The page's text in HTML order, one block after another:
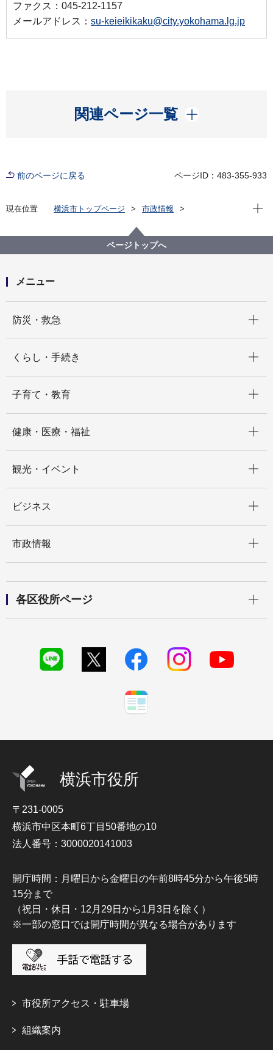
ファクス：045-212-1157
メールアドレス： su-keieikikaku@city.yokohama.lg.jp
関連ページ一覧
開く
前のページに戻る ページID：483-355-933
現在位置 横浜市トップページ
市政情報
現在
ページトップへ
メニュー
防災・救急
くらし・手続き
子育て・教育
健康・医療・福祉
観光・イベント
ビジネス
市政情報
各区役所ページ
横浜市役所
〒231-0005
横浜市中区本町6丁目50番地の10
法人番号：3000020141003
開庁時間：月曜日から金曜日の午前8時45分から午後5時
15分まで
（祝日・休日・12月29日から1月3日を除く）
※一部の窓口では開庁時間が異なる場合があります
市役所アクセス・駐車場
組織案内